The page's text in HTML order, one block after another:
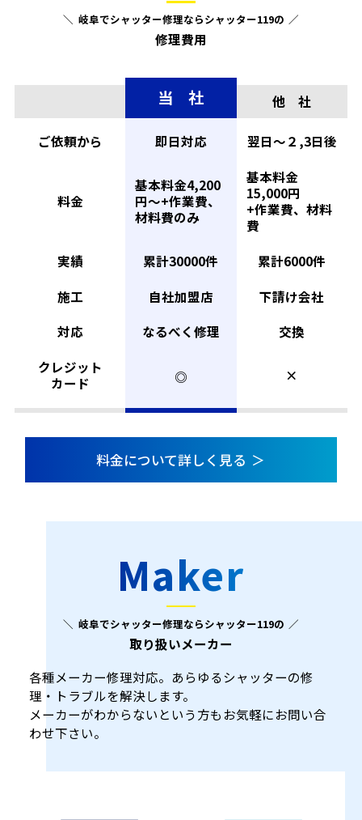
岐阜でシャッター修理ならシャッター119の
修理費用
当 社 他 社
ご依頼から 即日対応 翌日〜２,3日後
料金
基本料金4,200
円〜+作業費、
材料費のみ
基本料金
15,000円
+作業費、材料
費
実績
累計30000件
累計6000件
施工
自社加盟店
下請け会社
対応
なるべく修理
交換
クレジット
カード
◎ ×
料金について詳しく見る
Maker
岐阜でシャッター修理ならシャッター119の
取り扱いメーカー
各種メーカー修理対応。あらゆるシャッターの修
理・トラブルを解決します。
メーカーがわからないという方もお気軽にお問い合
わせ下さい。